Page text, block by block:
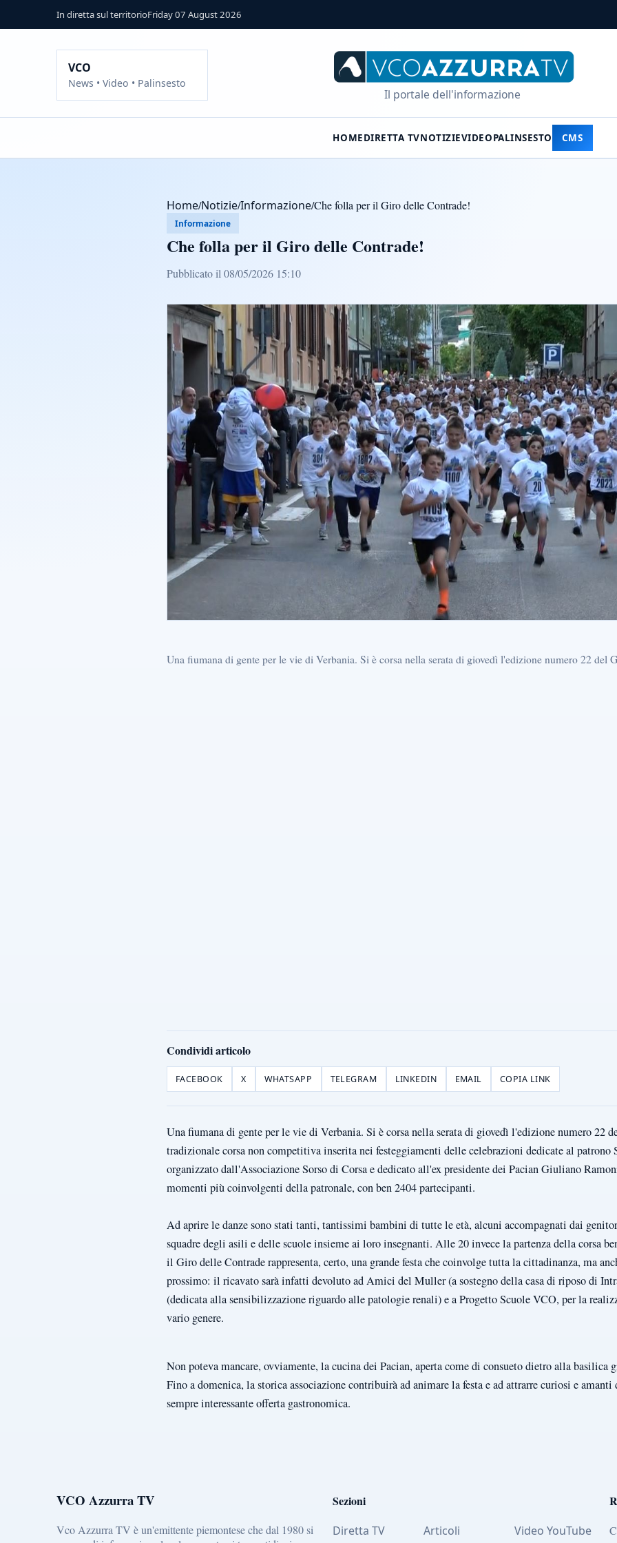
In diretta sul territorioFriday 07 August 2026
VCO
News • Video • Palinsesto
Il portale dell'informazione
HOMEDIRETTA TVNOTIZIEVIDEOPALINSESTO CMS
Home/Notizie/Informazione/Che folla per il Giro delle Contrade!
Informazione
Che folla per il Giro delle Contrade!
Pubblicato il 08/05/2026 15:10
Una fiumana di gente per le vie di Verbania. Si è corsa nella serata di giovedì l'edizione numero 22 del
Condividi articolo
FACEBOOK X WHATSAPP TELEGRAM LINKEDIN EMAIL COPIA LINK
Una fiumana di gente per le vie di Verbania. Si è corsa nella serata di giovedì l'edizione numero 22
tradizionale corsa non competitiva inserita nei festeggiamenti delle celebrazioni dedicate al patrono
organizzato dall'Associazione Sorso di Corsa e dedicato all'ex presidente dei Pacian Giuliano
momenti più coinvolgenti della patronale, con ben 2404 partecipanti.
Ad aprire le danze sono stati tanti, tantissimi bambini di tutte le età, alcuni accompagnati dai
squadre degli asili e delle scuole insieme ai loro insegnanti. Alle 20 invece la partenza della corsa
il Giro delle Contrade rappresenta, certo, una grande festa che coinvolge tutta la cittadinanza, ma
prossimo: il ricavato sarà infatti devoluto ad Amici del Muller (a sostegno della casa di riposo di
(dedicata alla sensibilizzazione riguardo alle patologie renali) e a Progetto Scuole VCO, per la
vario genere.
Non poteva mancare, ovviamente, la cucina dei Pacian, aperta come di consueto dietro alla basilica
Fino a domenica, la storica associazione contribuirà ad animare la festa e ad attrarre curiosi e
sempre interessante offerta gastronomica.
VCO Azzurra TV
Vco Azzurra TV è un'emittente piemontese che dal 1980 si
Sezioni
Diretta TV Articoli Video YouTube